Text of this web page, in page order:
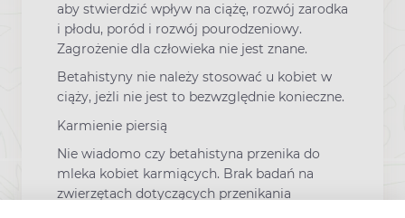
aby stwierdzić wpływ na ciążę, rozwój zarodka
i płodu, poród i rozwój pourodzeniowy.
Zagrożenie dla człowieka nie jest znane.
Betahistyny nie należy stosować u kobiet w
ciąży, jeżli nie jest to bezwzględnie konieczne.
Karmienie piersią
Nie wiadomo czy betahistyna przenika do
mleka kobiet karmiących. Brak badań na
zwierzętach dotyczących przenikania